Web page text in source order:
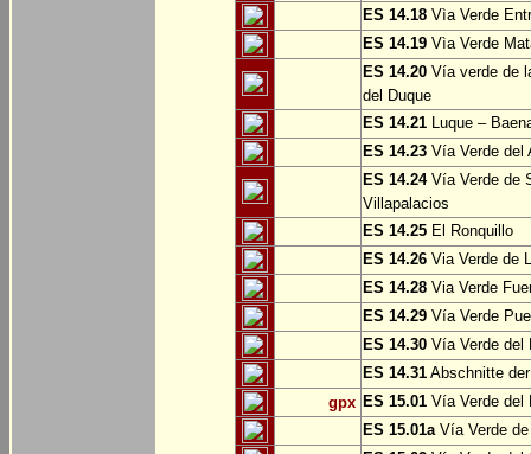
ES 14.18 Vìa Verde
ES 14.19 Vìa Verde
ES 14.20 Vía verde de
del Duque
ES 14.21 Luque –
ES 14.23 Vía Verde del
ES 14.24Vía Verde de
Villapalacios
ES 14.25 El Ronquillo
ES 14.26 Via Verde de
ES 14.28 Via Verde
ES 14.29 Vía Verde
ES 14.30 Vía Verde del
ES 14.31 Abschnitte
gpx ES 15.01 Vía Verde del
ES 15.01aVía Verde de